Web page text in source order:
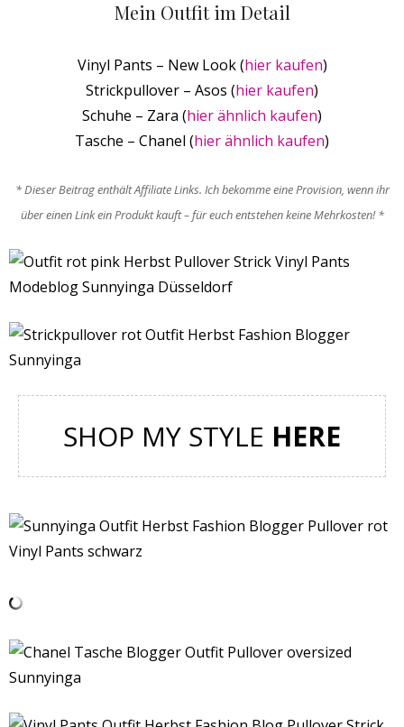
Mein Outfit im Detail
Vinyl Pants – New Look (hier kaufen)
Strickpullover – Asos (hier kaufen)
Schuhe – Zara (hier ähnlich kaufen)
Tasche – Chanel (hier ähnlich kaufen)
* Dieser Beitrag enthält Affiliate Links. Ich bekomme eine Provision, wenn ihr
über einen Link ein Produkt kauft – für euch entstehen keine Mehrkosten! *
SHOP MY STYLE HERE